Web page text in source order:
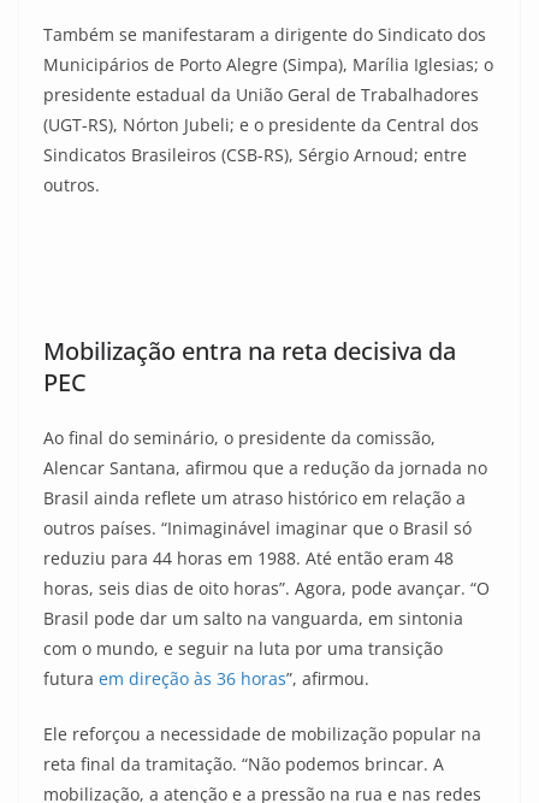
Também se manifestaram a dirigente do Sindicato dos
Municipários de Porto Alegre (Simpa), Marília Iglesias; o
presidente estadual da União Geral de Trabalhadores
(UGT-RS), Nórton Jubeli; e o presidente da Central dos
Sindicatos Brasileiros (CSB-RS), Sérgio Arnoud; entre
outros.
Mobilização entra na reta decisiva da
PEC
Ao final do seminário, o presidente da comissão,
Alencar Santana, afirmou que a redução da jornada no
Brasil ainda reflete um atraso histórico em relação a
outros países. “Inimaginável imaginar que o Brasil só
reduziu para 44 horas em 1988. Até então eram 48
horas, seis dias de oito horas”. Agora, pode avançar. “O
Brasil pode dar um salto na vanguarda, em sintonia
com o mundo, e seguir na luta por uma transição
futura em direção às 36 horas”, afirmou.
Ele reforçou a necessidade de mobilização popular na
reta final da tramitação. “Não podemos brincar. A
mobilização, a atenção e a pressão na rua e nas redes